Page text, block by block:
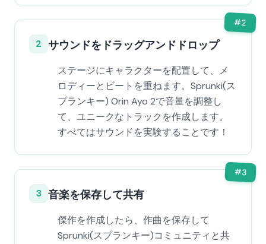
#2
2 サウンドをドラッグアンドドロップ
ステージにキャラクターを配置して、メ
ロディーとビートを重ねます。Sprunki(ス
プランキー) Orin Ayo 2で音量を調整し
て、ユニークなトラックを作成します。
すべてはサウンドを実験することです！
#3
3 音楽を保存して共有
傑作を作成したら、作曲を保存して
Sprunki(スプランキー)コミュニティと共